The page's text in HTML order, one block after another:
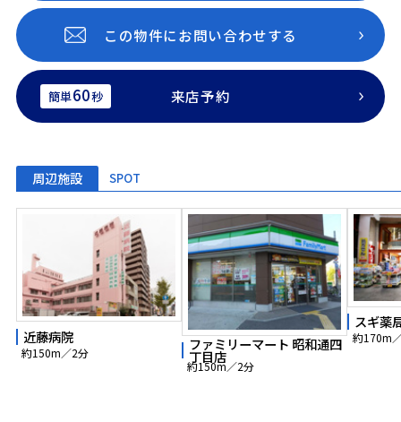
この物件にお問い合わせする
簡単60秒 来店予約
周辺施設 SPOT
近藤病院
約150m／2分 ファミリーマート 昭和通四
丁目店
約150m／2分
スギ薬
約170m